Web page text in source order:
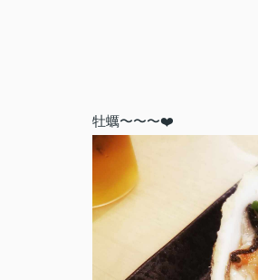
牡蠣〜〜〜❤️